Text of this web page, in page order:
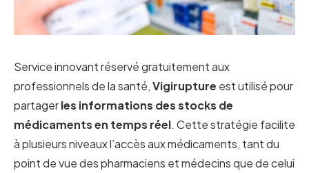
Service innovant réservé gratuitement aux
professionnels de la santé,Vigirupture est utilisé pour
partagerles informations des stocks de
médicaments en temps réel. Cette stratégie facilite
à plusieurs niveaux l’accès aux médicaments, tant du
point de vue des pharmaciens et médecins que de celui